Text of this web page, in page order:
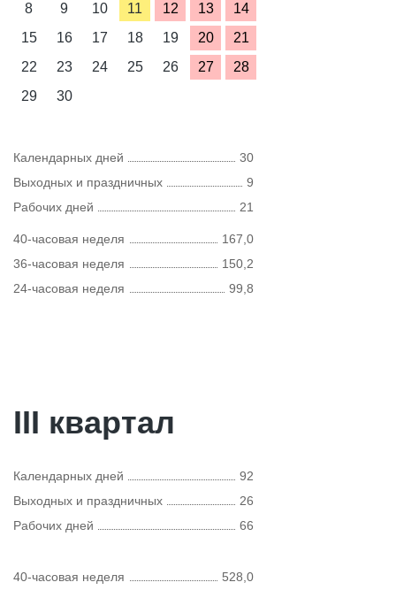
8
9 10 11 12 13
14
15
16 17 18 19 20
21
22
23 24 25 26 27
28
29
30
Календарных дней
30
Выходных и праздничных
9
Рабочих дней
21
40-часовая неделя
167,0
36-часовая неделя
150,2
24-часовая неделя
99,8
III квартал
Календарных дней
92
Выходных и праздничных
26
Рабочих дней
66
40-часовая неделя 528,0